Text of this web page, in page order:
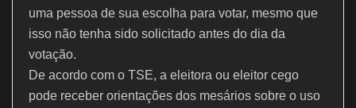
uma pessoa de sua escolha para votar, mesmo que
isso não tenha sido solicitado antes do dia da
votação.
De acordo com o TSE, a eleitora ou eleitor cego
pode receber orientações dos mesários sobre o uso